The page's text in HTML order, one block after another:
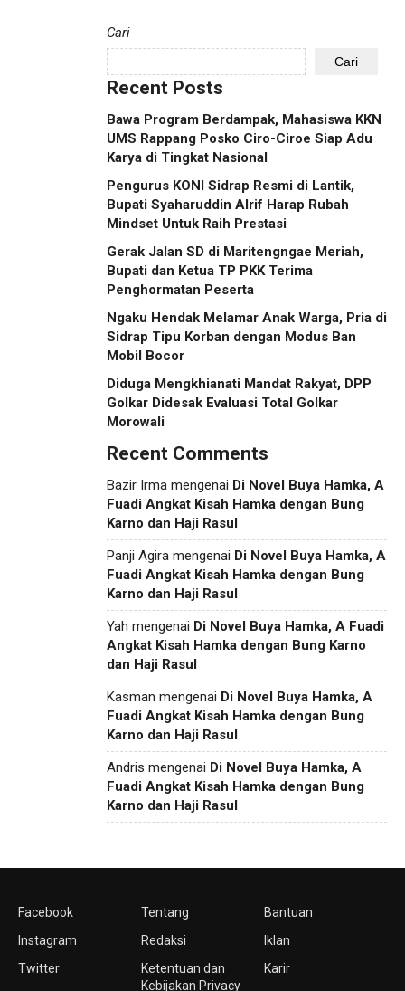
Cari
Cari
Recent Posts
Bawa Program Berdampak, Mahasiswa KKN
UMS Rappang Posko Ciro-Ciroe Siap Adu
Karya di Tingkat Nasional
Pengurus KONI Sidrap Resmi di Lantik,
Bupati Syaharuddin Alrif Harap Rubah
Mindset Untuk Raih Prestasi
Gerak Jalan SD di Maritengngae Meriah,
Bupati dan Ketua TP PKK Terima
Penghormatan Peserta
Ngaku Hendak Melamar Anak Warga, Pria di
Sidrap Tipu Korban dengan Modus Ban
Mobil Bocor
Diduga Mengkhianati Mandat Rakyat, DPP
Golkar Didesak Evaluasi Total Golkar
Morowali
Recent Comments
Bazir Irma mengenai Di Novel Buya Hamka, A
Fuadi Angkat Kisah Hamka dengan Bung
Karno dan Haji Rasul
Panji Agira mengenai Di Novel Buya Hamka, A
Fuadi Angkat Kisah Hamka dengan Bung
Karno dan Haji Rasul
Yah mengenai Di Novel Buya Hamka, A Fuadi
Angkat Kisah Hamka dengan Bung Karno
dan Haji Rasul
Kasman mengenai Di Novel Buya Hamka, A
Fuadi Angkat Kisah Hamka dengan Bung
Karno dan Haji Rasul
Andris mengenai Di Novel Buya Hamka, A
Fuadi Angkat Kisah Hamka dengan Bung
Karno dan Haji Rasul
Facebook
Instagram
Twitter
Tentang
Redaksi
Ketentuan dan
Kebijakan Privacy
Bantuan
Iklan
Karir